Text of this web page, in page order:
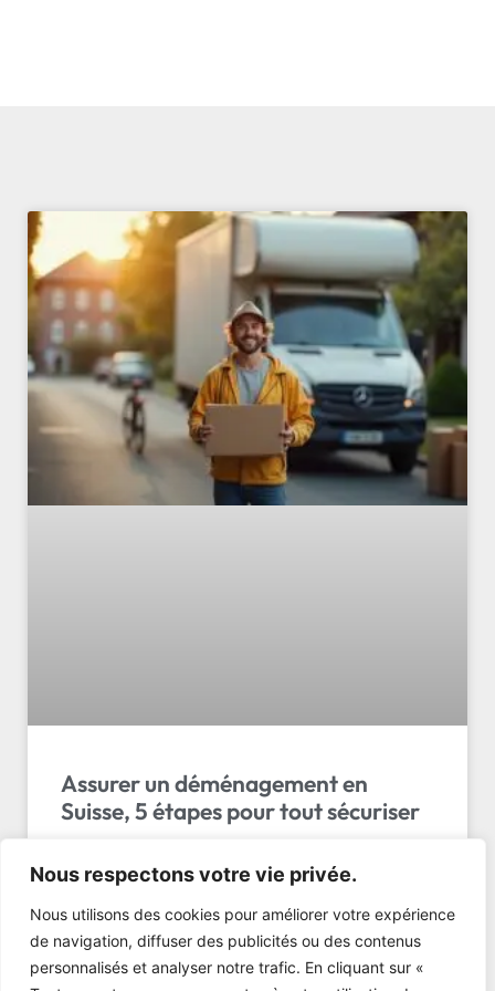
Nous respectons votre vie privée.
Nous utilisons des cookies pour améliorer votre expérience
de navigation, diffuser des publicités ou des contenus
personnalisés et analyser notre trafic. En cliquant sur «
Assurer un déménagement en
Suisse, 5 étapes pour tout sécuriser
Les 5 étapes clés pour assurer un déménagement
en Suisse : obligations légales, assurances
obligatoires, délais et checklist complète. Lancez-
vous!